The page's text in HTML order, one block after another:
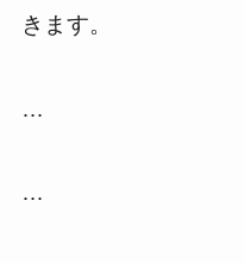
きます。
…
…